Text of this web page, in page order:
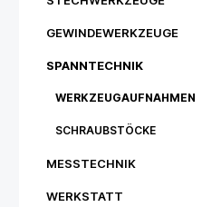
GEWINDEWERKZEUGE
SPANNTECHNIK
WERKZEUGAUFNAHMEN
SCHRAUBSTÖCKE
MESSTECHNIK
WERKSTATT